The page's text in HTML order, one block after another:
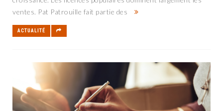
ventes. Pat Patrouille fait partie des
ACTUALITÉ